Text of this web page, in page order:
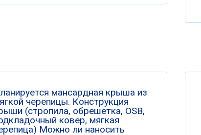
мансардная крыша из
черепицы. Конструкция
(стропила, обрешетка, OSB,
ковер, мягкая
Можно ли наносить